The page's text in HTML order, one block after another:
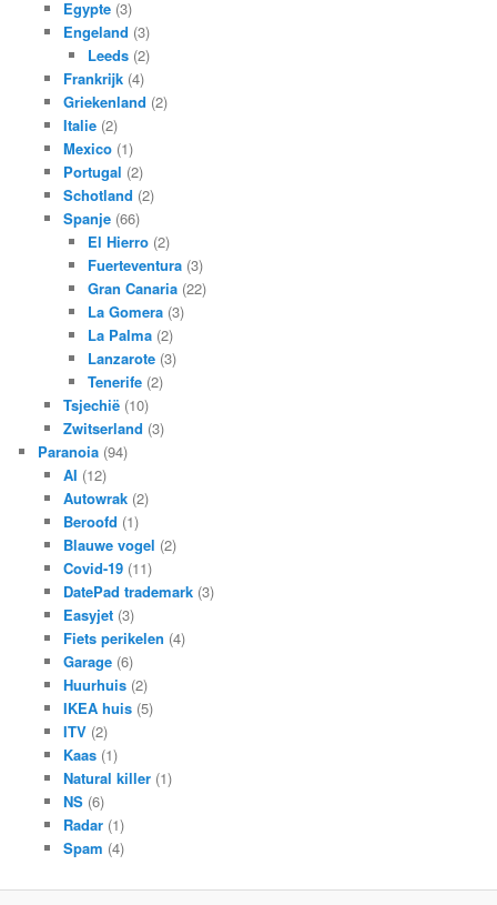
Egypte(3)
Engeland (3)
Leeds (2)
Frankrijk(4)
Griekenland (2)
Italie(2)
Mexico(1)
Portugal (2)
Schotland (2)
Spanje(66)
El Hierro (2)
Fuerteventura (3)
Gran Canaria (22)
La Gomera (3)
La Palma (2)
Lanzarote (3)
Tenerife (2)
Tsjechië(10)
Zwitserland (3)
Paranoia (94)
AI (12)
Autowrak(2)
Beroofd (1)
Blauwe vogel (2)
Covid-19(11)
DatePad trademark(3)
Easyjet(3)
Fiets perikelen (4)
Garage(6)
Huurhuis(2)
IKEA huis(5)
ITV(2)
Kaas(1)
Natural killer(1)
NS(6)
Radar(1)
Spam (4)